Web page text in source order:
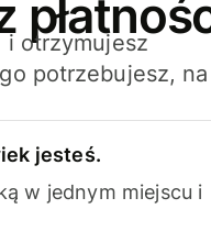
i otrzymujesz
potrzebujesz, na
jesteś.
w jednym miejscu i